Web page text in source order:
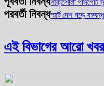
শক্তিশালী পাসপোর্ট
পরবর্তী নিবন্ধস্মার্ট দেশ গড়ে
এই বিভাগের আরো খবর